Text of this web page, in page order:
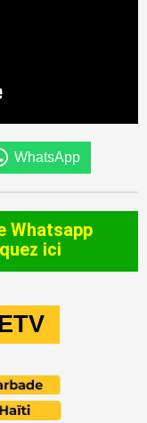
WhatsApp
Whatsapp
ici